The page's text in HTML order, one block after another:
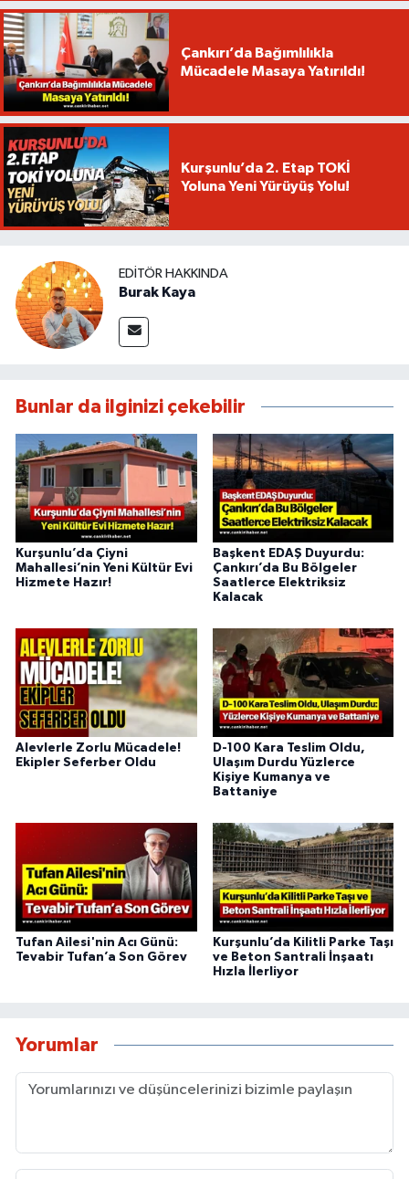
Çankırı’da Bağımlılıkla
Mücadele Masaya Yatırıldı!
Kurşunlu’da 2. Etap TOKİ
Yoluna Yeni Yürüyüş Yolu!
EDITÖR HAKKINDA
Burak Kaya
Bunlar da ilginizi çekebilir
Kurşunlu’da Çiyni
Mahallesi’nin Yeni Kültür Evi
Hizmete Hazır!
Başkent EDAŞ Duyurdu:
Çankırı’da Bu Bölgeler
Saatlerce Elektriksiz
Kalacak
Alevlerle Zorlu Mücadele!
Ekipler Seferber Oldu
D-100 Kara Teslim Oldu,
Ulaşım Durdu Yüzlerce
Kişiye Kumanya ve
Battaniye
Tufan Ailesi'nin Acı Günü:
Tevabir Tufan’a Son Görev
Kurşunlu’da Kilitli Parke Taşı
ve Beton Santrali İnşaatı
Hızla İlerliyor
Yorumlar